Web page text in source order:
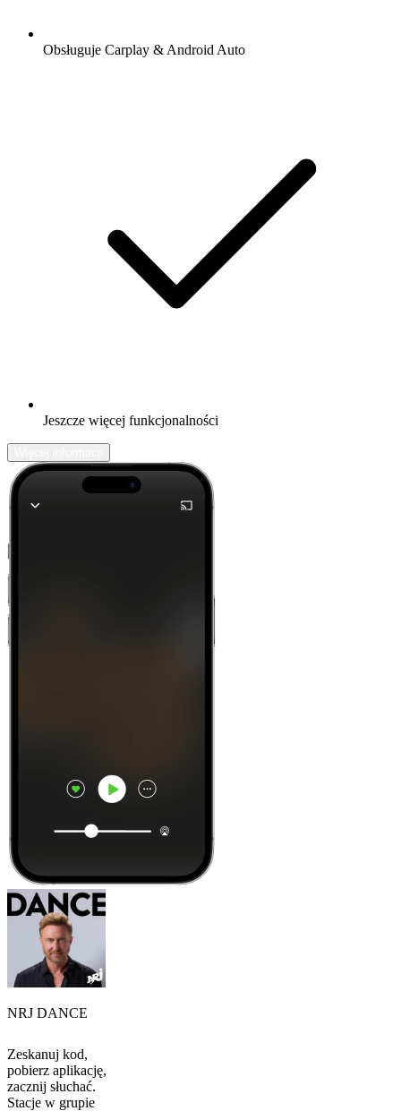
Obsługuje Carplay & Android Auto
Jeszcze więcej funkcjonalności
NRJ DANCE
Zeskanuj kod,
pobierz aplikację,
zacznij słuchać.
Stacje w grupie